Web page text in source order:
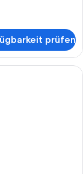
prüfen
mit einem großen